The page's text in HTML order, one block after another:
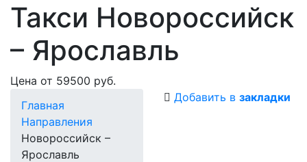
Такси Новороссийск
– Ярославль
Цена от 59500 руб.
Главная
Направления
Новороссийск –
Ярославль
Добавить в закладки